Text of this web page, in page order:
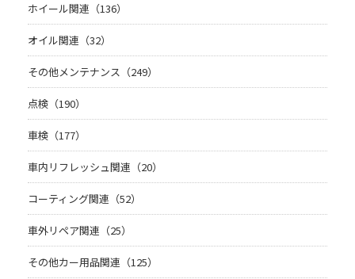
ホイール関連（136）
オイル関連（32）
その他メンテナンス（249）
点検（190）
車検（177）
車内リフレッシュ関連（20）
コーティング関連（52）
車外リペア関連（25）
その他カー用品関連（125）